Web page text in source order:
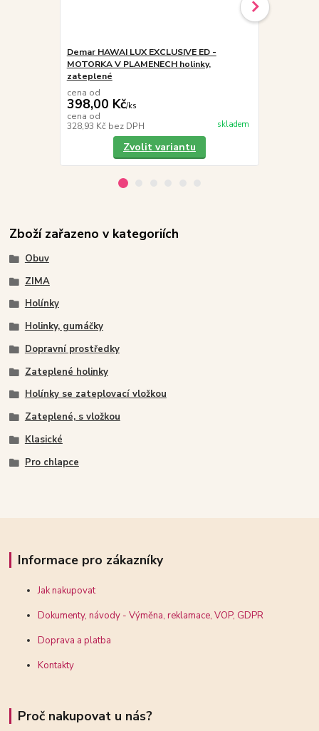
Demar HAWAI LUX EXCLUSIVE ED -
MOTORKA V PLAMENECH holinky,
zateplené
cena od
398,00 Kč/ks
cena od
328,93 Kč bez DPH skladem
Zvolit variantu
Zboží zařazeno v kategoriích
Obuv
ZIMA
Holínky
Holinky, gumáčky
Dopravní prostředky
Zateplené holinky
Holínky se zateplovací vložkou
Zateplené, s vložkou
Klasické
Pro chlapce
Informace pro zákazníky
Jak nakupovat
Dokumenty, návody - Výměna, reklamace, VOP, GDPR
Doprava a platba
Kontakty
Proč nakupovat u nás?